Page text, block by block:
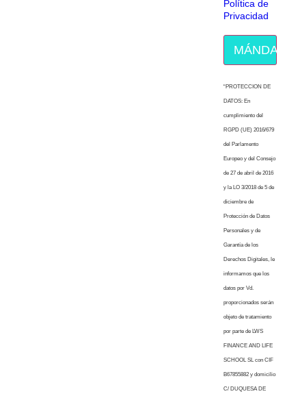
Política de
Privacidad
MÁNDAME
“PROTECCION DE
DATOS: En
cumplimiento del
RGPD (UE) 2016/679
del Parlamento
Europeo y del Consejo
de 27 de abril de 2016
y la LO 3/2018 de 5 de
diciembre de
Protección de Datos
Personales y de
Garantía de los
Derechos Digitales, le
informamos que los
datos por Vd.
proporcionados serán
objeto de tratamiento
por parte de LWS
FINANCE AND LIFE
SCHOOL SL con CIF
B67855882 y domicilio
C/ DUQUESA DE